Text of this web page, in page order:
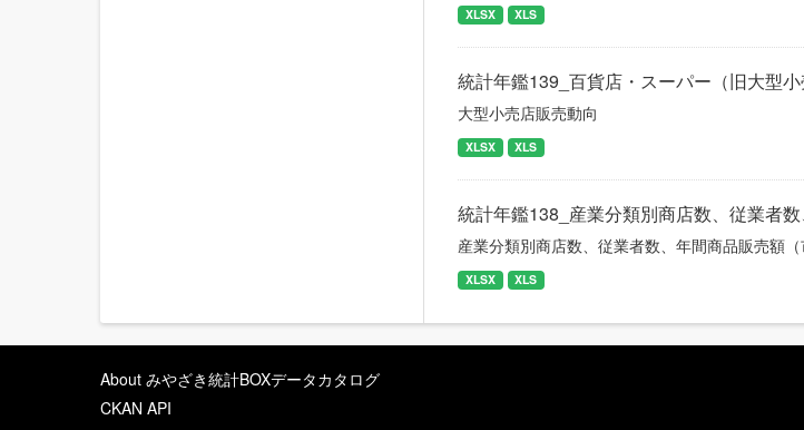
XLSX XLS
統計年鑑139_百貨店・スーパー（旧大型
大型小売店販売動向
XLSX XLS
統計年鑑138_産業分類別商店数、従業者数
産業分類別商店数、従業者数、年間商品販売額（
XLSX XLS
About みやざき統計BOXデータカタログ
CKAN API